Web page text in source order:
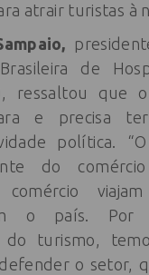
atrair turistas à
de
ressaltou que
e precisa
política.
do comércio
o país. Por
do turismo,
o setor,